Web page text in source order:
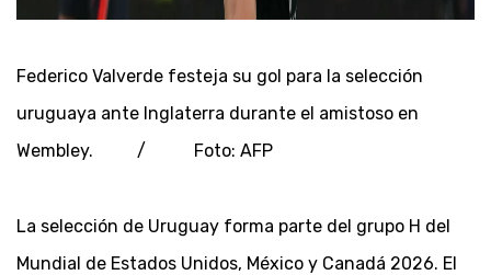
Federico Valverde festeja su gol para la selección
uruguaya ante Inglaterra durante el amistoso en
Wembley. / Foto: AFP
La selección de Uruguay forma parte del grupo H del
Mundial de Estados Unidos, México y Canadá 2026. El